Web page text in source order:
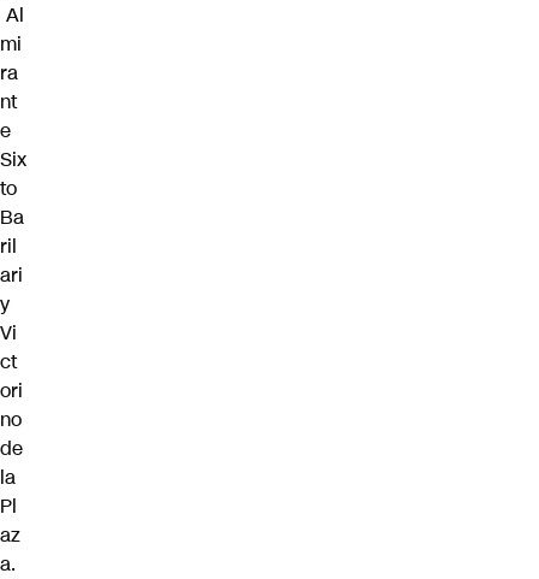
Al
mi
ra
nt
e
Six
to
Ba
ril
ari
y
Vi
ct
ori
no
de
la
Pl
az
a.